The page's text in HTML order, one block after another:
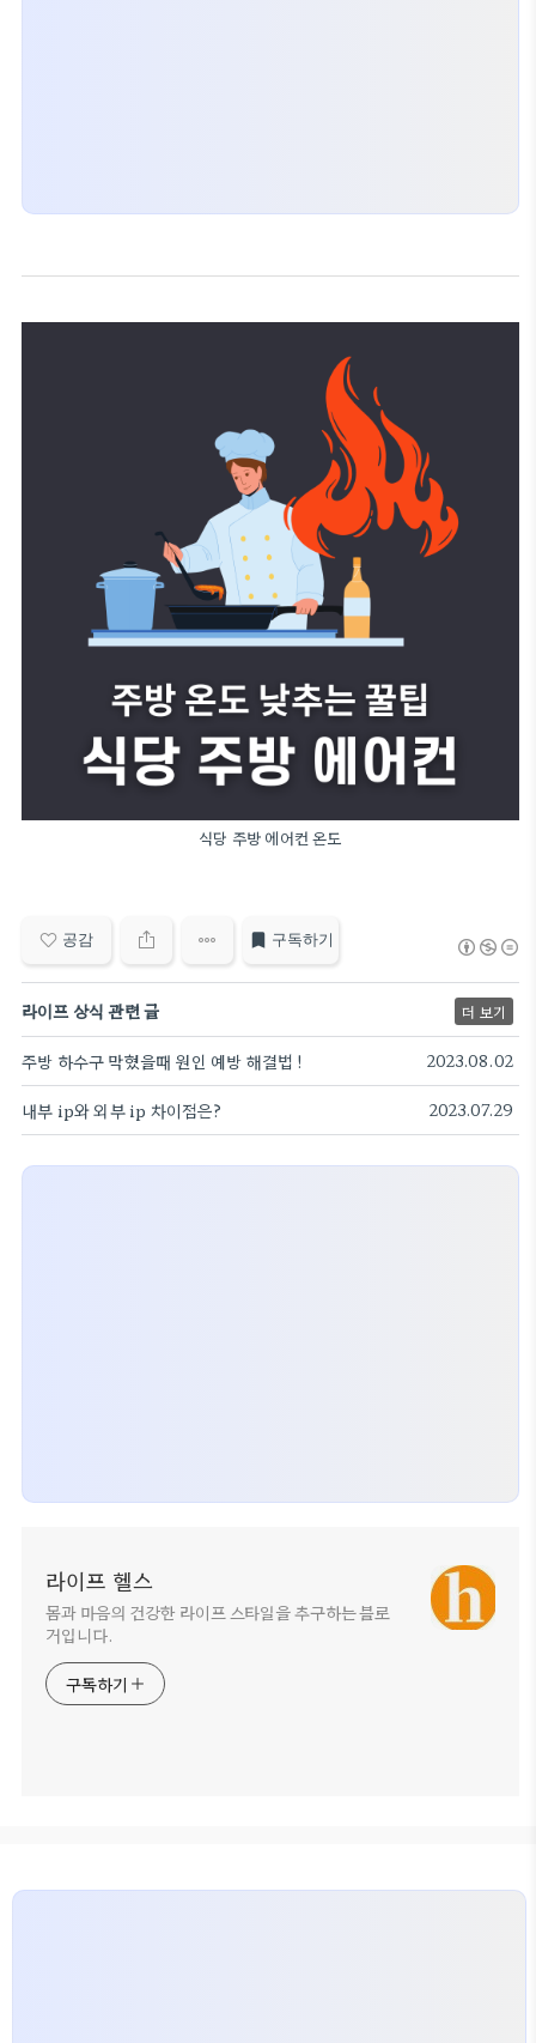
식당 주방 에어컨 온도
공감 구독하기
라이프 상식 관련 글 더 보기
주방 하수구 막혔을때 원인 예방 해결법 ! 2023.08.02
내부 ip와 외부 ip 차이점은? 2023.07.29
라이프 헬스
몸과 마음의 건강한 라이프 스타일을 추구하는 블로
거입니다.
구독하기